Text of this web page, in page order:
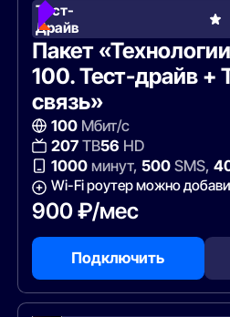
Тест-
Драйв
Пакет
100. Тест-драйв +
связь»
100Мбит/с
207ТВ56 HD
1000минут, 500SMS,
Wi-Fi роутер можно
900 ₽/мес
Подключить